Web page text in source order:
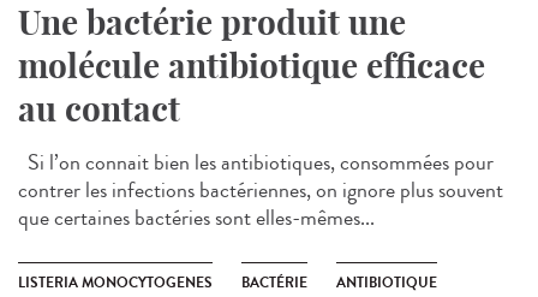
Une bactérie produit une
molécule antibiotique efficace
au contact
Si l’on connait bien les antibiotiques, consommées pour
contrer les infections bactériennes, on ignore plus souvent
que certaines bactéries sont elles-mêmes...
LISTERIA MONOCYTOGENES BACTÉRIE ANTIBIOTIQUE